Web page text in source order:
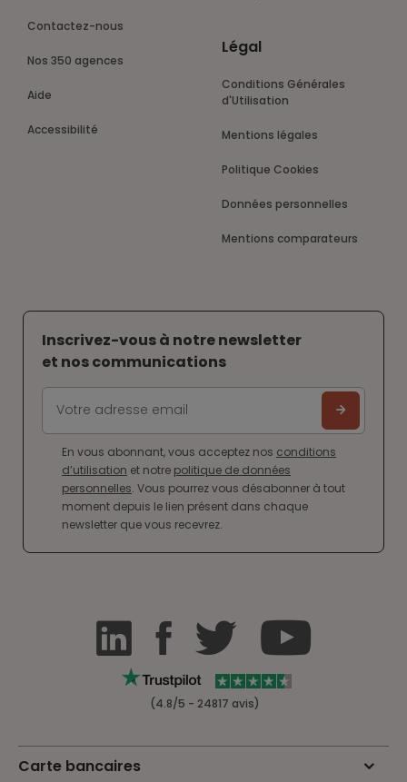
Contactez-nous
Nos 350 agences
Aide
Accessibilité
Légal
Conditions Générales
d'Utilisation
Mentions légales
Politique Cookies
Données personnelles
Mentions comparateurs
Inscrivez-vous à notre newsletter
et nos communications
En vous abonnant, vous acceptez nos conditions
d’utilisation et notre politique de données
personnelles. Vous pourrez vous désabonner à tout
moment depuis le lien présent dans chaque
newsletter que vous recevrez.
(4.8/5 - 24817 avis)
Carte bancaires